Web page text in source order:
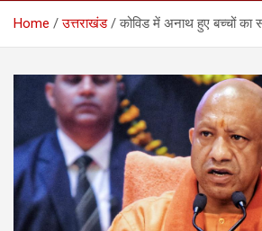
Home उत्तराखंड कोविड में अनाथ हुए बच्चों का